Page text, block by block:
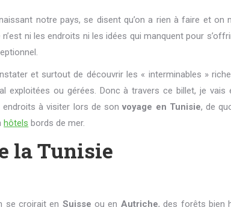
notre pays, se disent qu’on a rien à faire et on
ni les endroits ni les idées qui manquent pour
et surtout de découvrir les « interminables »
exploitées ou gérées. Donc à travers ce billet, je vais
endroits à visiter lors de sonvoyage en Tunisie, de
hôtels bords de mer.
la Tunisie
se croirait en Suisse ou en Autriche, des forêts bien